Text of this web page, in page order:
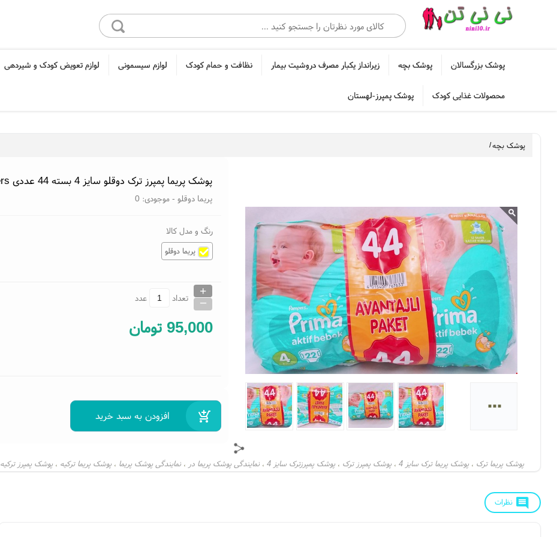
پوشک بزرگسالان پوشک بچه زیرانداز یکبار مصرف دروشیت بیمار نظافت و حمام کودک لوازم سیسمونی لوازم تعویض کودک و شیردهی
محصولات غذایی کودک پوشک پمپرز-لهستان
پوشک بچه/
...
پوشک پریما پمپرز ترک دوقلو سایز 4 بسته 44 عددی prima pampers
پریما دوقلو- موجودی: 0
رنگ و مدل کالا
پریما دوقلو
تعداد
+
_ عدد
95,000 تومان
پوشک پریما ترک ، پوشک پریما ترک سایز 4 ، پوشک پمپرز ترک ، پوشک پمپرزترک سایز 4 ، نمایندگی پوشک پریما در ، نمایندگی پوشک پریما ، پوشک پریما ترکیه ، پوشک پمپرز ترکیه
نظرات